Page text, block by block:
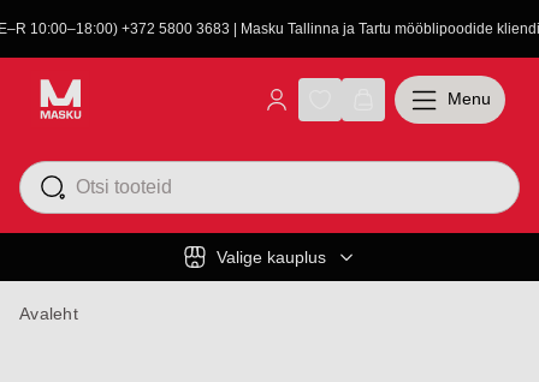
10:00–18:00) +372 5800 3683 | Masku Tallinna ja Tartu mööblipoodide
Valige kauplus
Menu
Avaleht